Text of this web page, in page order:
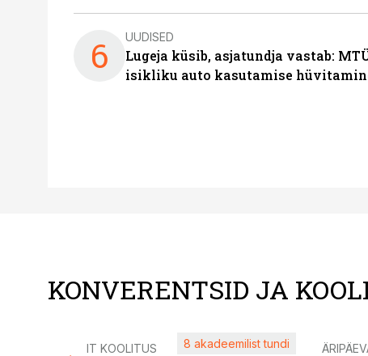
6 UUDISED
Lugeja küsib, asjatundja vastab:
isikliku auto kasutamise
KONVERENTSID JA
IT KOOLITUS 8 akadeemilist tundi